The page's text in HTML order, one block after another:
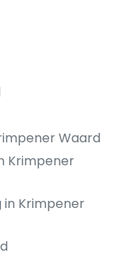
Waard
Krimpener
Krimpener